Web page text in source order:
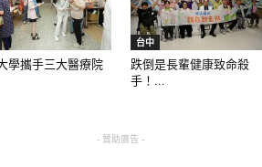
學攜手三大醫療院
台中
跌倒是長輩健康致命殺
手！...
- 贊助廣告 -